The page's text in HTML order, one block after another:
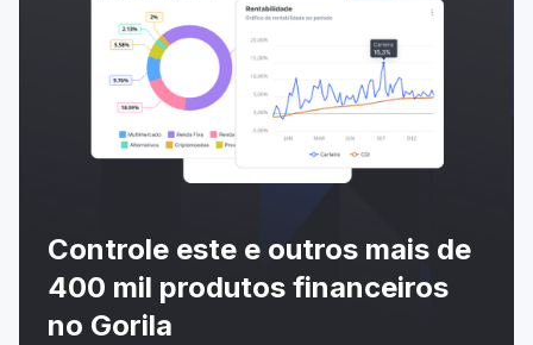
Controle este e outros mais de
400 mil produtos financeiros
no Gorila